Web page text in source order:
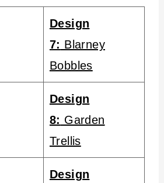
Design
7: Blarney
Bobbles
Design
8: Garden
Trellis
Design